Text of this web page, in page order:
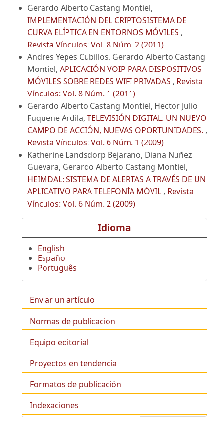
Gerardo Alberto Castang Montiel,
IMPLEMENTACIÓN DEL CRIPTOSISTEMA DE
CURVA ELÍPTICA EN ENTORNOS MÓVILES ,
Revista Vínculos: Vol. 8 Núm. 2 (2011)
Andres Yepes Cubillos, Gerardo Alberto Castang
Montiel, APLICACIÓN VOIP PARA DISPOSITIVOS
MÓVILES SOBRE REDES WIFI PRIVADAS , Revista
Vínculos: Vol. 8 Núm. 1 (2011)
Gerardo Alberto Castang Montiel, Hector Julio
Fuquene Ardila, TELEVISIÓN DIGITAL: UN NUEVO
CAMPO DE ACCIÓN, NUEVAS OPORTUNIDADES. ,
Revista Vínculos: Vol. 6 Núm. 1 (2009)
Katherine Landsdorp Bejarano, Diana Nuñez
Guevara, Gerardo Alberto Castang Montiel,
HEIMDAL: SISTEMA DE ALERTAS A TRAVÉS DE UN
APLICATIVO PARA TELEFONÍA MÓVIL , Revista
Vínculos: Vol. 6 Núm. 2 (2009)
Idioma
English
Español
Português
Enviar un artículo
Normas de publicacion
Equipo editorial
Proyectos en tendencia
Formatos de publicación
Indexaciones